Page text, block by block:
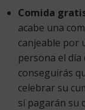
Comida
acabe una
canjeable por
persona el día
conseguirás
celebrar su
sí pagarán su